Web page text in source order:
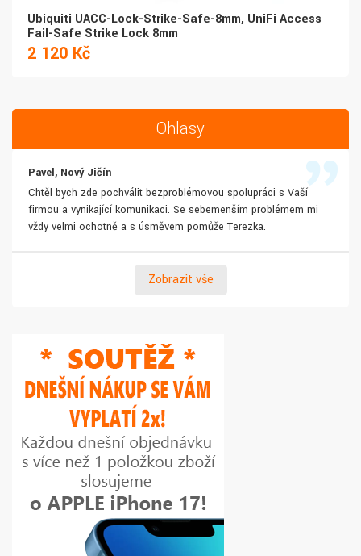
Ubiquiti UACC-Lock-Strike-Safe-8mm, UniFi Access
Fail-Safe Strike Lock 8mm
2 120 Kč
Ohlasy
Pavel, Nový Jičín
Chtěl bych zde pochválit bezproblémovou spolupráci s Vaší
firmou a vynikající komunikaci. Se sebemenším problémem mi
vždy velmi ochotně a s úsměvem pomůže Terezka.
Zobrazit vše